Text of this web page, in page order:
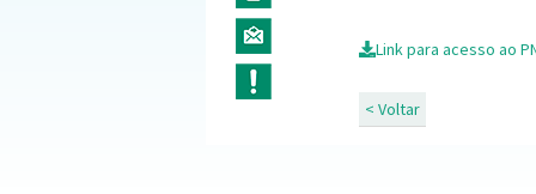
Link para acesso ao
< Voltar